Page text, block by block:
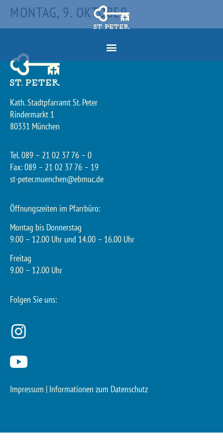
MONTAG, 9. OKTOBER
Kath. Stadtpfarramt St. Peter
Rindermarkt 1
80331 München
Tel. 089 – 21 02 37 76 – 0
Fax: 089 – 21 02 37 76 – 19
st-peter.muenchen@ebmuc.de
Öffnungszeiten im Pfarrbüro:
Montag bis Donnerstag
9.00 – 12.00 Uhr und 14.00 – 16.00 Uhr
Freitag
9.00 – 12.00 Uhr
Folgen Sie uns:
Impressum | Informationen zum Datenschutz